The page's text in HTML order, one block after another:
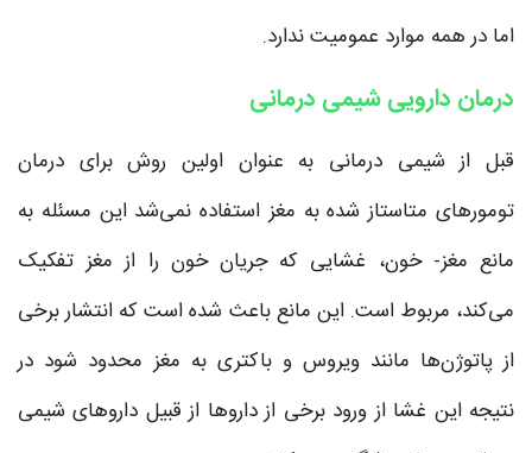
اما در همه موارد عمومیت ندارد.
درمان دارویی شیمی درمانی
قبل از شیمی درمانی به عنوان اولین روش برای درمان
تومورهای متاستاز شده به مغز استفاده نمی‌شد این مسئله به
مانع مغز- خون، غشایی که جریان خون را از مغز تفکیک
می‌‌کند، مربوط است. این مانع باعث شده است که انتشار برخی
از پاتوژن‌ها مانند ویروس و باکتری به مغز محدود شود در
نتیجه این غشا از ورود برخی از داروها از قبیل داروهای شیمی